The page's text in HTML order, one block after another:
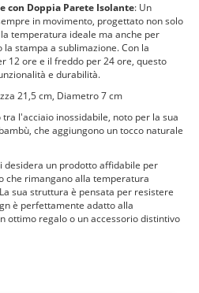
con Doppia Parete Isolante: Un
in movimento, progettato non solo
temperatura ideale ma anche per
stampa a sublimazione. Con la
12 ore e il freddo per 24 ore, questo
e durabilità.
21,5 cm, Diametro 7 cm
l'acciaio inossidabile, noto per la sua
che aggiungono un tocco naturale
desidera un prodotto affidabile per
che rimangano alla temperatura
sua struttura è pensata per resistere
è perfettamente adatto alla
ottimo regalo o un accessorio distintivo